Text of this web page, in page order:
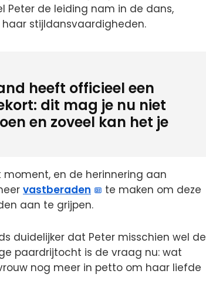
Peter de leiding nam in de dans,
haar stijldansvaardigheden.
heeft officieel een
dit mag je nu niet
en zoveel kan het je
moment, en de herinnering aan
vastberaden
te maken om deze
aan te grijpen.
duidelijker dat Peter misschien wel de
paardrijtocht is de vraag nu: wat
nog meer in petto om haar liefde